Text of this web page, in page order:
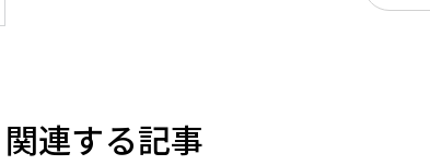
関連する記事